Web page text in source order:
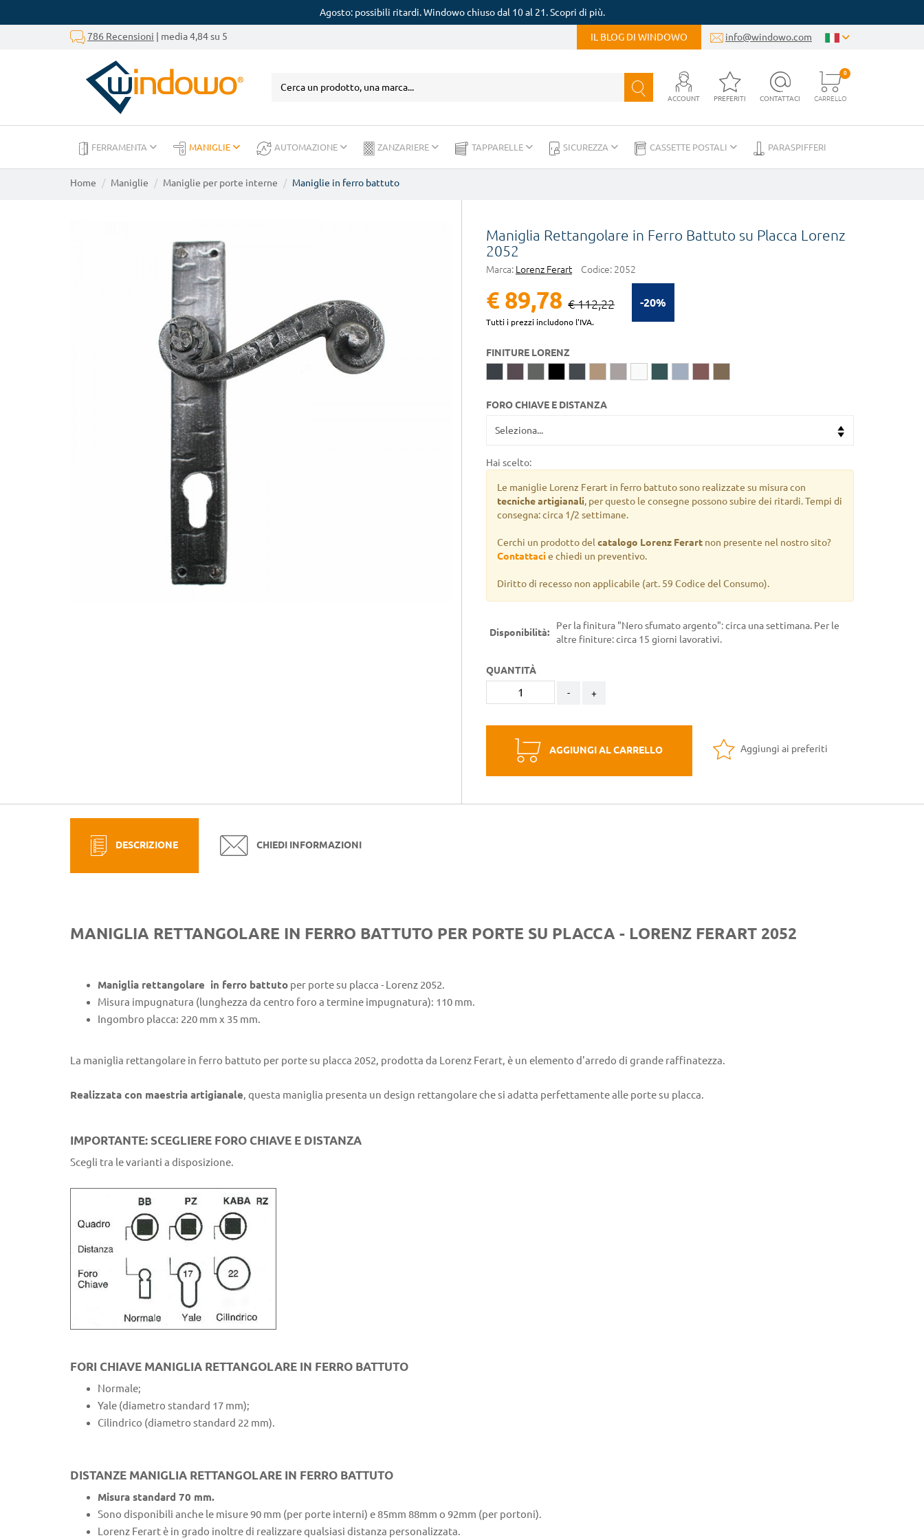
Agosto: possibili ritardi. Windowo chiuso dal 10 al 21. Scopri di più.
786 Recensioni | media 4,84 su 5 IL BLOG DI WINDOWO info@windowo.com
ACCOUNT PREFERITI CONTATTACI CARRELLO
0
FERRAMENTA MANIGLIE AUTOMAZIONE ZANZARIERE TAPPARELLE SICUREZZA CASSETTE POSTALI PARASPIFFERI
Home Maniglie Maniglie per porte interne Maniglie in ferro battuto
Maniglia Rettangolare in Ferro Battuto su Placca Lorenz
2052
Marca: Lorenz Ferart Codice: 2052
-20%
€ 89,78 € 112,22
Tutti i prezzi includono l'IVA.
FINITURE LORENZ
FORO CHIAVE E DISTANZA
Hai scelto:
Le maniglie Lorenz Ferart in ferro battuto sono realizzate su misura con
tecniche artigianali, per questo le consegne possono subire dei ritardi. Tempi di
consegna: circa 1/2 settimane.
Cerchi un prodotto del catalogo Lorenz Ferart non presente nel nostro sito?
Contattacie chiedi un preventivo.
Diritto di recesso non applicabile (art. 59 Codice del Consumo).
Disponibilità:
Per la finitura "Nero sfumato argento": circa una settimana. Per le
altre finiture: circa 15 giorni lavorativi.
QUANTITÀ
- +
AGGIUNGI AL CARRELLO Aggiungi ai preferiti
DESCRIZIONE CHIEDI INFORMAZIONI
MANIGLIA RETTANGOLARE IN FERRO BATTUTO PER PORTE SU PLACCA - LORENZ FERART 2052
Maniglia rettangolare in ferro battuto per porte su placca - Lorenz 2052.
Misura impugnatura (lunghezza da centro foro a termine impugnatura): 110 mm.
Ingombro placca: 220 mm x 35 mm.
La maniglia rettangolare in ferro battuto per porte su placca 2052, prodotta da Lorenz Ferart, è un elemento d'arredo di grande raffinatezza.
Realizzata con maestria artigianale, questa maniglia presenta un design rettangolare che si adatta perfettamente alle porte su placca.
IMPORTANTE: SCEGLIERE FORO CHIAVE E DISTANZA
Scegli tra le varianti a disposizione.
FORI CHIAVE MANIGLIA RETTANGOLARE IN FERRO BATTUTO
Normale;
Yale (diametro standard 17 mm);
Cilindrico (diametro standard 22 mm).
DISTANZE MANIGLIA RETTANGOLARE IN FERRO BATTUTO
Misura standard 70 mm.
Sono disponibili anche le misure 90 mm (per porte interni) e 85mm 88mm o 92mm (per portoni).
Lorenz Ferart è in grado inoltre di realizzare qualsiasi distanza personalizzata.